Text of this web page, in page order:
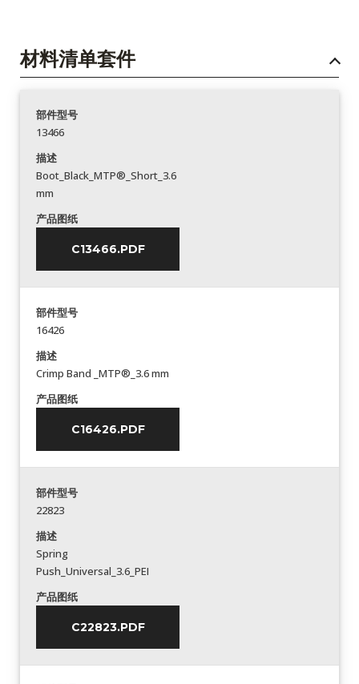
材料清单套件
部件型号
13466
描述
Boot_Black_MTP®_Short_3.6
mm
产品图纸
C13466.PDF
部件型号
16426
描述
Crimp Band _MTP®_3.6 mm
产品图纸
C16426.PDF
部件型号
22823
描述
Spring
Push_Universal_3.6_PEI
产品图纸
C22823.PDF